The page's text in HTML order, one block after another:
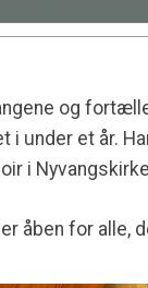
og
under et år.
i
åben for